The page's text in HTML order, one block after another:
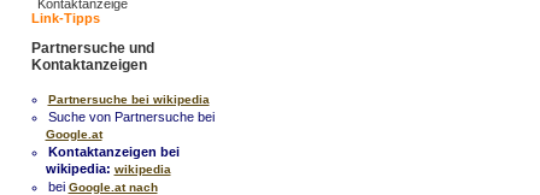
Link-Tipps
Partnersuche und
Kontaktanzeigen
Partnersuche bei wikipedia
Suche von Partnersuche bei
Google.at
Kontaktanzeigen bei
wikipedia: wikipedia
bei Google.at nach